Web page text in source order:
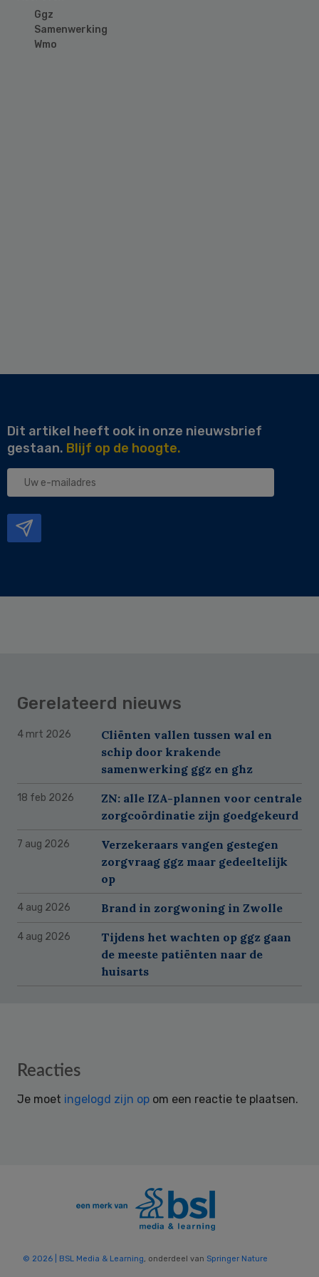
Ggz
Samenwerking
Wmo
Dit artikel heeft ook in onze nieuwsbrief
gestaan. Blijf op de hoogte.
Uw
Gerelateerd nieuws
4 mrt 2026
Cliënten vallen tussen wal en
schip door krakende
samenwerking ggz en ghz
18 feb 2026
ZN: alle IZA-plannen voor centrale
zorgcoördinatie zijn goedgekeurd
7 aug 2026
Verzekeraars vangen gestegen
zorgvraag ggz maar gedeeltelijk
op
4 aug 2026 Brand in zorgwoning in Zwolle
4 aug 2026
Tijdens het wachten op ggz gaan
de meeste patiënten naar de
huisarts
Reader
Reacties
Je moet ingelogd zijn op om een reactie te plaatsen.
© 2026 | BSL Media & Learning, onderdeel van Springer Nature